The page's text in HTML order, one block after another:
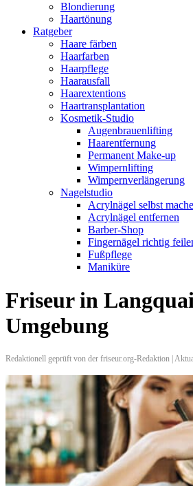
Blondierung
Haartönung
Ratgeber
Haare färben
Haarfarben
Haarpflege
Haarausfall
Haarextentions
Haartransplantation
Kosmetik-Studio
Augenbrauenlifting
Haarentfernung
Permanent Make-up
Wimpernlifting
Wimpernverlängerung
Nagelstudio
Acrylnägel selbst
Acrylnägel entfernen
Barber-Shop
Fingernägel richtig
Fußpflege
Maniküre
Friseur in
Umgebung
Redaktionell geprüft von der friseur.org-Redaktion |